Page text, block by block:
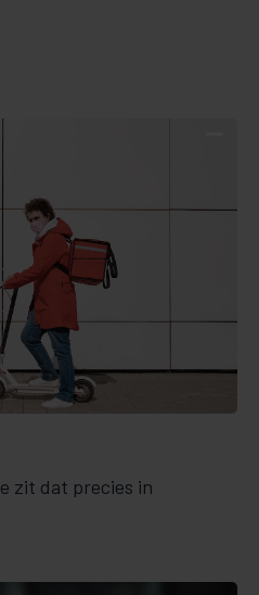
zit dat precies in